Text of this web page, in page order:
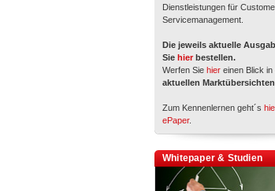
Dienstleistungen für
Servicemanagement.
Die jeweils aktuelle
Sie hier bestellen.
Werfen Sie hier einen Blick in
aktuellen
Zum Kennenlernen geht´s
ePaper.
Whitepaper & Studien